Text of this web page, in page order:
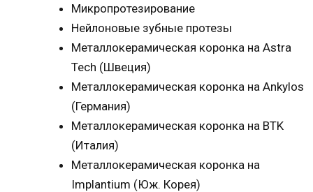
Микропротезирование
Нейлоновые зубные протезы
Металлокерамическая коронка на Astra
Tech (Швеция)
Металлокерамическая коронка на Ankylos
(Германия)
Металлокерамическая коронка на BTK
(Италия)
Металлокерамическая коронка на
Implantium (Юж. Корея)